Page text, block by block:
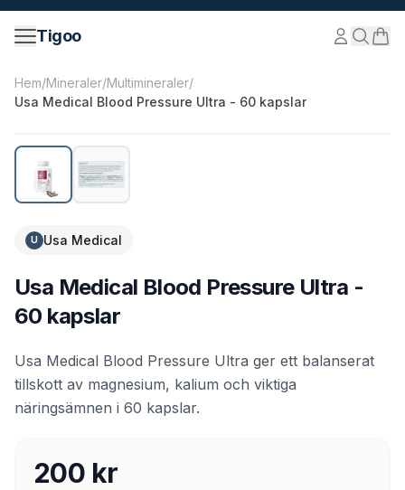
Hoppa till innehåll
Tigoo
©2026Nutri Nordic AB.Alla rättigheter förbehållna.
Hem/Mineraler/Multimineraler/
Usa Medical Blood Pressure Ultra - 60 kapslar
U Usa Medical
Usa Medical Blood Pressure Ultra -
60 kapslar
Usa Medical Blood Pressure Ultra ger ett balanserat
tillskott av magnesium, kalium och viktiga
näringsämnen i 60 kapslar.
200 kr